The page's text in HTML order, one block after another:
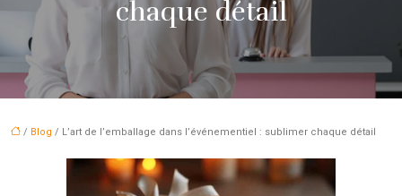
chaque détail
/ Blog / L’art de l’emballage dans l’événementiel : sublimer chaque détail